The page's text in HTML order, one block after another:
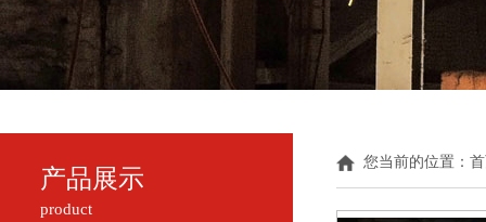
产品展示
product
您当前的位置：